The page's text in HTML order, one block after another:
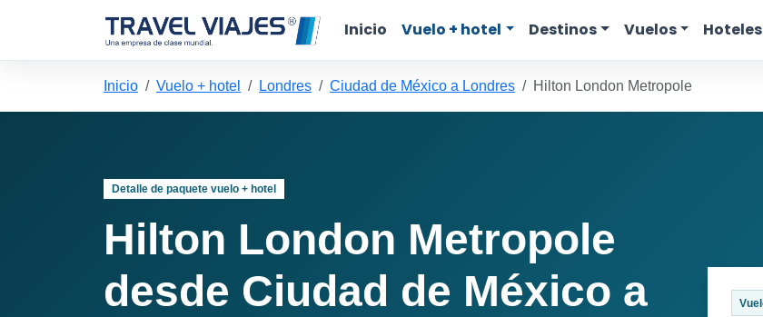
Inicio Vuelo + hotel Destinos Vuelos Hoteles
Inicio Vuelo + hotel Londres Ciudad de México a Londres Hilton London Metropole
Detalle de paquete vuelo + hotel
Hilton London Metropole
desde Ciudad de México a